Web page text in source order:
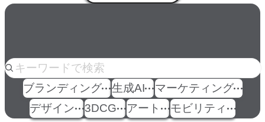
人気のkeyword
ブランディング 生成AI
マーケティング
デザイン
3DCG アート モビリティ